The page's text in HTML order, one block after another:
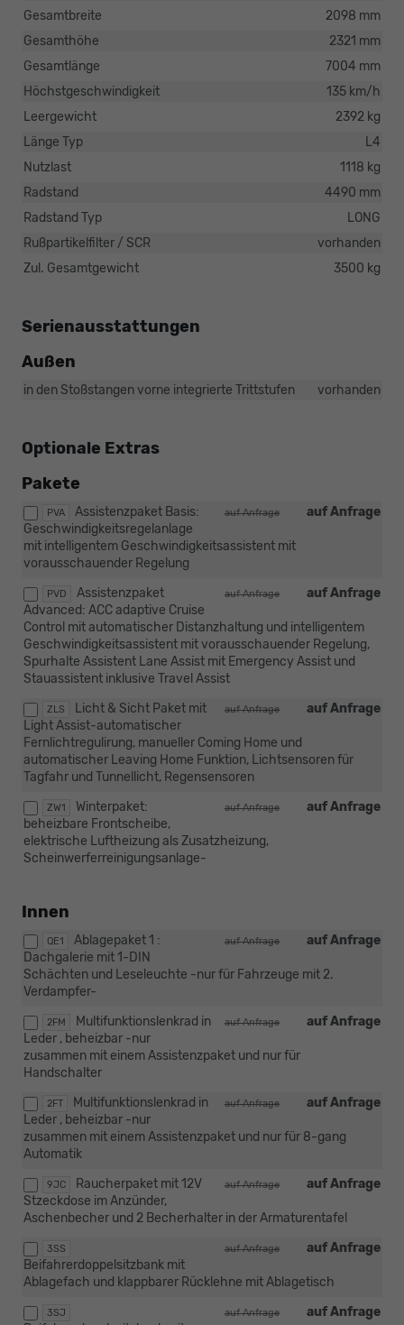
Gesamtbreite
2098 mm
Gesamthöhe
2321 mm
Gesamtlänge
7004 mm
Höchstgeschwindigkeit
135 km/h
Leergewicht
2392 kg
Länge Typ
L4
Nutzlast
1118 kg
Radstand
4490 mm
Radstand Typ
LONG
Rußpartikelfilter / SCR
vorhanden
Zul. Gesamtgewicht
3500 kg
Serienausstattungen
Außen
in den Stoßstangen vorne integrierte Trittstufen vorhanden
Optionale Extras
Pakete
PVA auf Anfrage
auf Anfrage
Assistenzpaket Basis:
Geschwindigkeitsregelanlage
mit intelligentem Geschwindigkeitsassistent mit
vorausschauender Regelung
PVD auf Anfrage
auf Anfrage
Assistenzpaket
Advanced: ACC adaptive Cruise
Control mit automatischer Distanzhaltung und intelligentem
Geschwindigkeitsassistent mit vorausschauender Regelung,
Spurhalte Assistent Lane Assist mit Emergency Assist und
Stauassistent inklusive Travel Assist
ZLS auf Anfrage
auf Anfrage
Licht & Sicht Paket mit
Light Assist-automatischer
Fernlichtregulirung, manueller Coming Home und
automatischer Leaving Home Funktion, Lichtsensoren für
Tagfahr und Tunnellicht, Regensensoren
ZW1 auf Anfrage
auf Anfrage
Winterpaket:
beheizbare Frontscheibe,
elektrische Luftheizung als Zusatzheizung,
Scheinwerferreinigungsanlage-
Innen
QE1 auf Anfrage
auf Anfrage
Ablagepaket 1 :
Dachgalerie mit 1-DIN
Schächten und Leseleuchte -nur für Fahrzeuge mit 2.
Verdampfer-
2FM auf Anfrage
auf Anfrage
Multifunktionslenkrad in
Leder , beheizbar -nur
zusammen mit einem Assistenzpaket und nur für
Handschalter
2FT auf Anfrage
auf Anfrage
Multifunktionslenkrad in
Leder , beheizbar -nur
zusammen mit einem Assistenzpaket und nur für 8-gang
Automatik
9JC auf Anfrage
auf Anfrage
Raucherpaket mit 12V
Stzeckdose im Anzünder,
Aschenbecher und 2 Becherhalter in der Armaturentafel
3SS auf Anfrage
auf Anfrage
Beifahrerdoppelsitzbank mit
Ablagefach und klappbarer Rücklehne mit Ablagetisch
3SJ auf Anfrage
auf Anfrage